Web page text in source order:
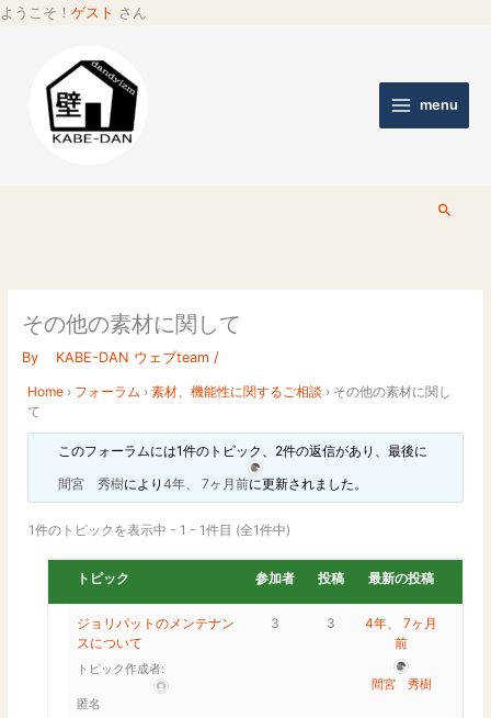
ようこそ！ ゲスト さん
menu
検
その他の素材に関して
By KABE-DAN ウェブteam /
Home › フォーラム › 素材、機能性に関するご相談 › その他の素材に関し
て
このフォーラムには1件のトピック、2件の返信があり、最後に
間宮 秀樹により 4年、 7ヶ月前に更新されました。
1件のトピックを表示中 - 1 - 1件目 (全1件中)
トピック 参加者 投稿 最新の投稿
ジョリパットのメンテナン
スについて
トピック作成者:
匿名
3 3
4年、 7ヶ月
前
間宮 秀樹